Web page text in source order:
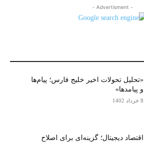
- Advertisment -
«تحلیل تحولات اخیر خلیج فارس؛ پیام‌ها
و پیامدها»
8 خرداد 1402
اقتصاد دیجیتال؛ گزینه‌ای برای اصلاح